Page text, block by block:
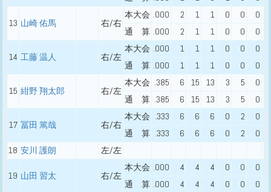
13 山崎 佑馬 右/右
本大会 .000 2 1 1 0 0 0
通 算 .000 2 1 1 0 0 0
14 工藤 温人 右/左
本大会 .000 1 1 1 0 0 0
通 算 .000 1 1 1 0 0 0
15 紺野 翔太郎 右/左
本大会 .385 6 15 13 3 5 0
通 算 .385 6 15 13 3 5 0
17 冨田 篤哉 右/右
本大会 .333 6 6 6 0 2 0
通 算 .333 6 6 6 0 2 0
18 安川 護朗 左/左
19 山田 習太 右/左
本大会 .000 4 4 4 0 0 0
通 算 .000 4 4 4 0 0 0